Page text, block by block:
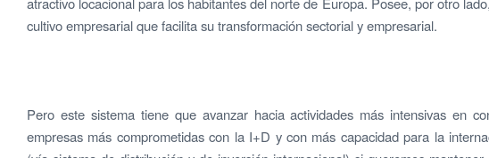
cultivo empresarial que facilita su transformación sectorial y empresarial.
Pero este sistema tiene que avanzar hacia actividades más intensivas en
empresas más comprometidas con la I+D y con más capacidad para la